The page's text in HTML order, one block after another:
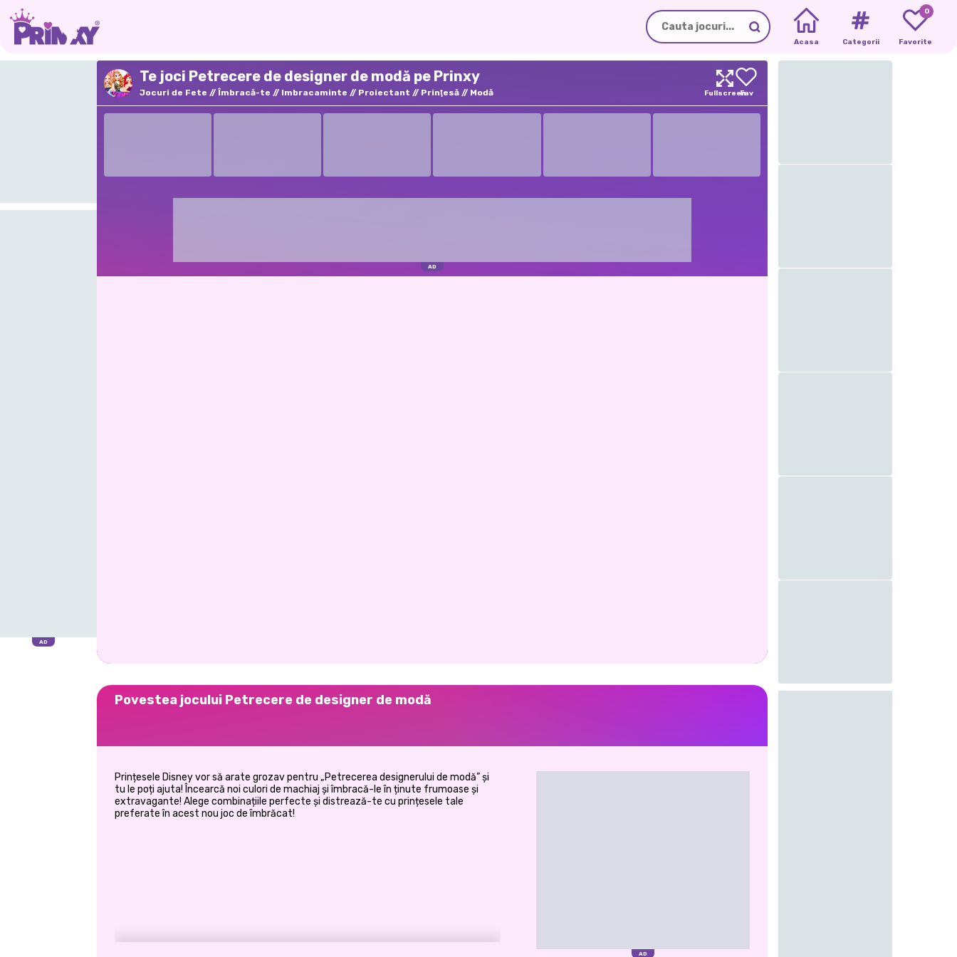
Acasa Categorii
0
Favorite
Te joci Petrecere de designer de modă pe Prinxy
Jocuri de Fete Îmbracă-te Imbracaminte Proiectant Prinţesă Modă
Povestea jocului Petrecere de designer de modă
Prințesele Disney vor să arate grozav pentru „Petrecerea designerului de modă” și
tu le poți ajuta! Încearcă noi culori de machiaj și îmbracă-le în ținute frumoase și
extravagante! Alege combinațiile perfecte și distrează-te cu prințesele tale
preferate în acest nou joc de îmbrăcat!